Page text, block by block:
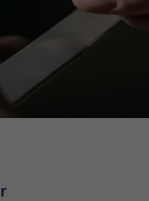
Berichtsheft